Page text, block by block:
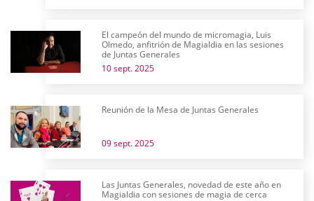
El campeón del mundo de micromagia, Luis
Olmedo, anfitrión de Magialdia en las sesiones
de Juntas Generales
10 sept. 2025
Reunión de la Mesa de Juntas Generales
09 sept. 2025
Las Juntas Generales, novedad de este año en
Magialdia con sesiones de magia de cerca